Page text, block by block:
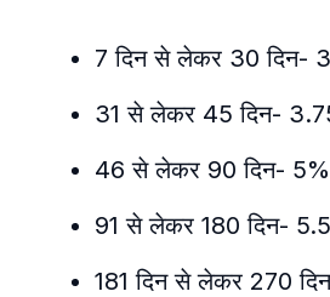
7 दिन से लेकर 30 दिन-
31 से लेकर 45 दिन-
46 से लेकर 90 दिन- 5%
91 से लेकर 180 दिन-
181 दिन से लेकर 270